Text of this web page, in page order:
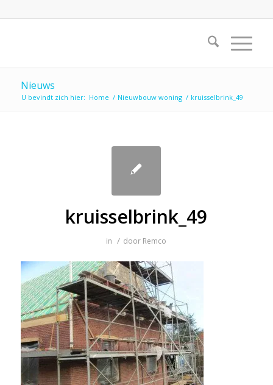
Nieuws
U bevindt zich hier: Home / Nieuwbouw woning / kruisselbrink_49
kruisselbrink_49
in / door Remco